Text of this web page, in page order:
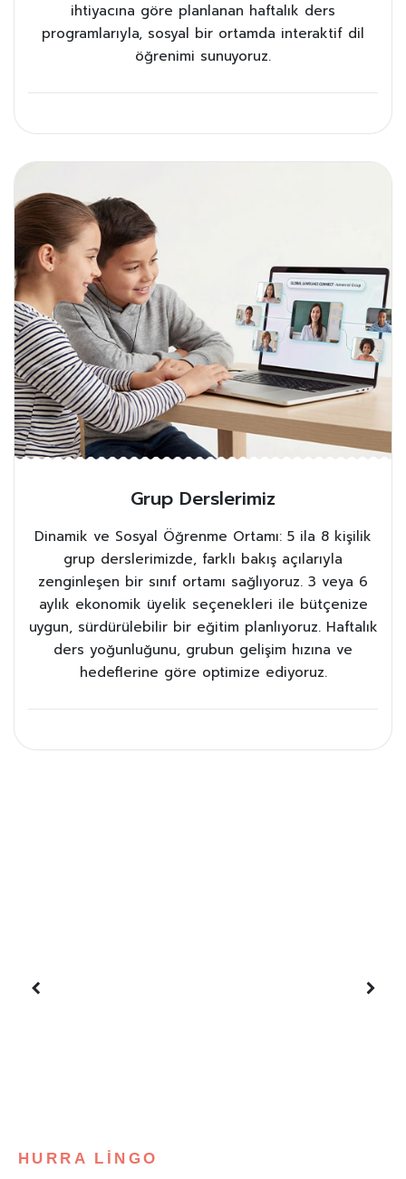
ihtiyacına göre planlanan haftalık ders
programlarıyla, sosyal bir ortamda interaktif dil
öğrenimi sunuyoruz.
Grup Derslerimiz
Dinamik ve Sosyal Öğrenme Ortamı: 5 ila 8 kişilik
grup derslerimizde, farklı bakış açılarıyla
zenginleşen bir sınıf ortamı sağlıyoruz. 3 veya 6
aylık ekonomik üyelik seçenekleri ile bütçenize
uygun, sürdürülebilir bir eğitim planlıyoruz. Haftalık
ders yoğunluğunu, grubun gelişim hızına ve
hedeflerine göre optimize ediyoruz.
HURRA LİNGO